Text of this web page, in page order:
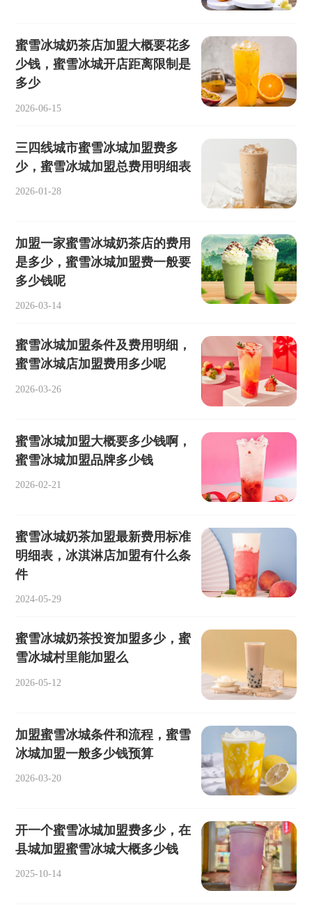
蜜雪冰城奶茶店加盟大概要花多
少钱，蜜雪冰城开店距离限制是
多少
2026-06-15
三四线城市蜜雪冰城加盟费多
少，蜜雪冰城加盟总费用明细表
2026-01-28
加盟一家蜜雪冰城奶茶店的费用
是多少，蜜雪冰城加盟费一般要
多少钱呢
2026-03-14
蜜雪冰城加盟条件及费用明细，
蜜雪冰城店加盟费用多少呢
2026-03-26
蜜雪冰城加盟大概要多少钱啊，
蜜雪冰城加盟品牌多少钱
2026-02-21
蜜雪冰城奶茶加盟最新费用标准
明细表，冰淇淋店加盟有什么条
件
2024-05-29
蜜雪冰城奶茶投资加盟多少，蜜
雪冰城村里能加盟么
2026-05-12
加盟蜜雪冰城条件和流程，蜜雪
冰城加盟一般多少钱预算
2026-03-20
开一个蜜雪冰城加盟费多少，在
县城加盟蜜雪冰城大概多少钱
2025-10-14